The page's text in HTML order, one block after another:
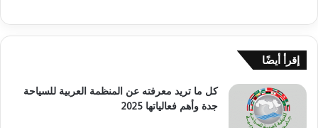
إقرأ أيضًا
كل ما تريد معرفته عن المنظمة العربية للسياحة
جدة وأهم فعالياتها 2025